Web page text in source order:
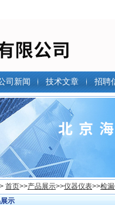
司新闻 技术文章 招聘
首页>>产品展示>>仪器仪表>>检
示